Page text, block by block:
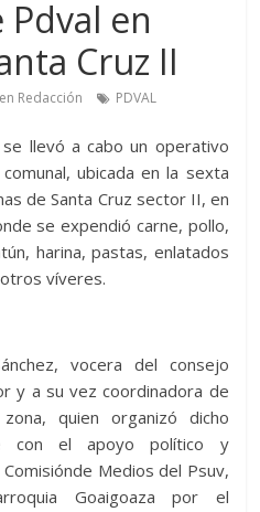
en
Cruz II
Redacción PDVAL
llevó a cabo un operativo
ubicada en la sexta
de Santa Cruz sector II, en
se expendió carne, pollo,
harina, pastas, enlatados
víveres.
vocera del consejo
y a su vez coordinadora de
quien organizó dicho
con el apoyo político y
Medios del Psuv,
Goaigoaza por el